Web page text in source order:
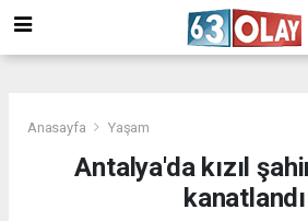
Anasayfa Yaşam
Antalya'da kızıl
kanatlandı